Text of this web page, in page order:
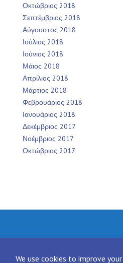
Οκτώβριος 2018
Σεπτέμβριος 2018
Αύγουστος 2018
Ιούλιος 2018
Ιούνιος 2018
Μάιος 2018
Απρίλιος 2018
Μάρτιος 2018
Φεβρουάριος 2018
Ιανουάριος 2018
Δεκέμβριος 2017
Νοέμβριος 2017
Οκτώβριος 2017